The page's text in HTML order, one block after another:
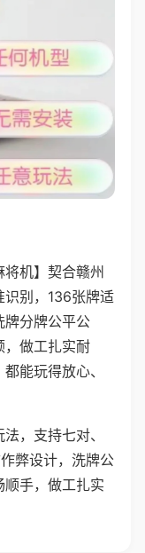
将机】契合赣州
识别，136张牌适
牌分牌公平公
，做工扎实耐
能玩得放心、
，支持七对、
弊设计，洗牌公
手，做工扎实